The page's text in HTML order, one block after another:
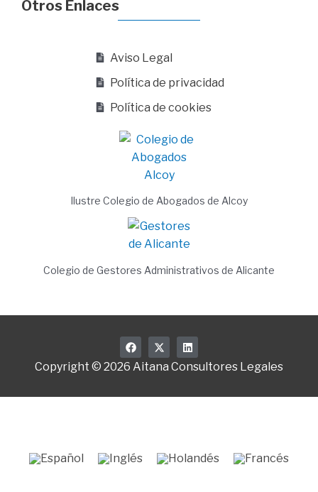
Otros Enlaces
Aviso Legal
Política de privacidad
Política de cookies
Ilustre Colegio de Abogados de Alcoy
Colegio de Gestores Administrativos de Alicante
F
a
c
e
o
X
-
t
w
t
L
i
n
k
d
Copyright © 2026 Aitana Consultores Legales